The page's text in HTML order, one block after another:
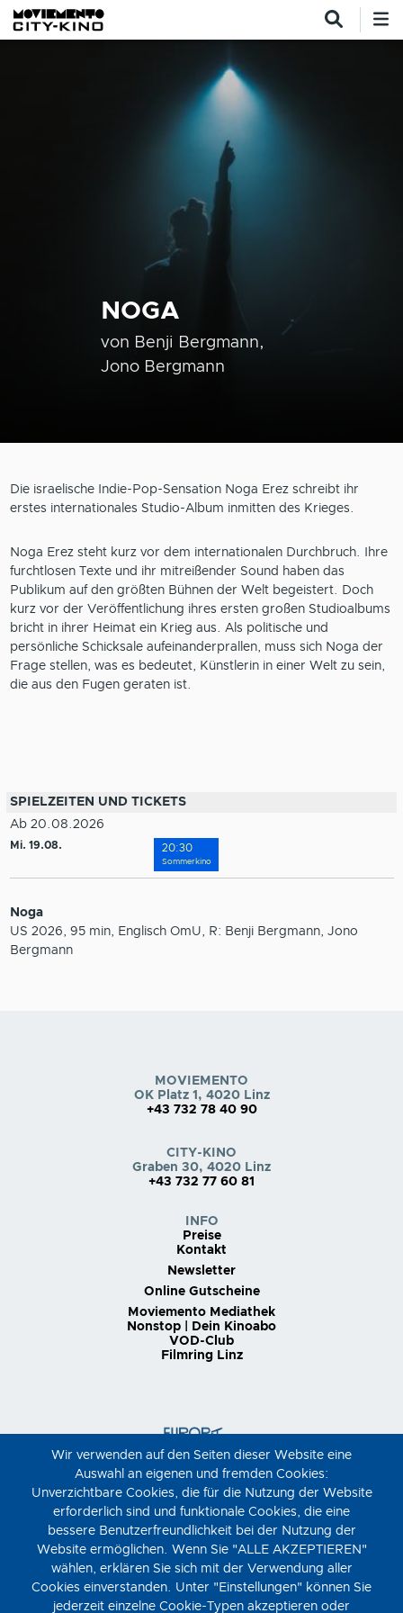
Direkt zum Inhalt
NOGA
von Benji Bergmann,
Jono Bergmann
Die israelische Indie-Pop-Sensation Noga Erez schreibt ihr
erstes internationales Studio-Album inmitten des Krieges.
Noga Erez steht kurz vor dem internationalen Durchbruch. Ihre
furchtlosen Texte und ihr mitreißender Sound haben das
Publikum auf den größten Bühnen der Welt begeistert. Doch
kurz vor der Veröffentlichung ihres ersten großen Studioalbums
bricht in ihrer Heimat ein Krieg aus. Als politische und
persönliche Schicksale aufeinanderprallen, muss sich Noga der
Frage stellen, was es bedeutet, Künstlerin in einer Welt zu sein,
die aus den Fugen geraten ist.
SPIELZEITEN UND TICKETS
Ab 20.08.2026
Mi. 19.08. 20:30
Sommerkino
Noga
US 2026, 95 min, Englisch OmU, R: Benji Bergmann, Jono
Bergmann
MOVIEMENTO
OK Platz 1, 4020 Linz
+43 732 78 40 90
CITY-KINO
Graben 30, 4020 Linz
+43 732 77 60 81
INFO
Preise
Kontakt
Newsletter
Online Gutscheine
Moviemento Mediathek
Nonstop | Dein Kinoabo
VOD-Club
Filmring Linz
Wir verwenden auf den Seiten dieser Website eine
Auswahl an eigenen und fremden Cookies:
Unverzichtbare Cookies, die für die Nutzung der Website
erforderlich sind und funktionale Cookies, die eine
bessere Benutzerfreundlichkeit bei der Nutzung der
Website ermöglichen. Wenn Sie "ALLE AKZEPTIEREN"
wählen, erklären Sie sich mit der Verwendung aller
Cookies einverstanden. Unter "Einstellungen" können Sie
jederzeit einzelne Cookie-Typen akzeptieren oder